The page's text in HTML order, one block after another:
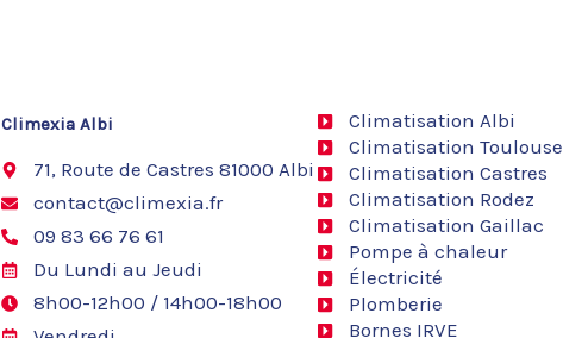
Climexia Albi
71, Route de Castres 81000 Albi
contact@climexia.fr
09 83 66 76 61
Du Lundi au Jeudi
8h00-12h00 / 14h00-18h00
Climatisation Albi
Climatisation Toulouse
Climatisation Castres
Climatisation Rodez
Climatisation Gaillac
Pompe à chaleur
Électricité
Plomberie
Bornes IRVE